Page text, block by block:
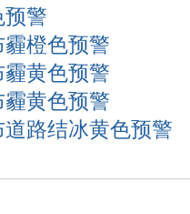
预警
橙色预警
黄色预警
黄色预警
路结冰黄色预警